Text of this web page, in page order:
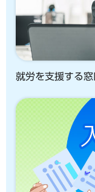
就労を支援する窓